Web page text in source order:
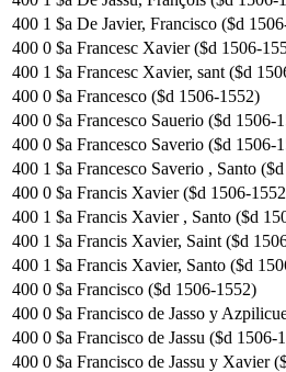
400 1 $a De Javier, Francisco ($d
400 0 $a Francesc Xavier ($d 1506-
400 1 $a Francesc Xavier, sant ($d
400 0 $a Francesco ($d 1506-1552)
400 0 $a Francesco Sauerio ($d 1506-
400 0 $a Francesco Saverio ($d 1506-
400 1 $a Francesco Saverio , Santo
400 0 $a Francis Xavier ($d 1506-
400 1 $a Francis Xavier , Santo ($d
400 1 $a Francis Xavier, Saint ($d
400 1 $a Francis Xavier, Santo ($d
400 0 $a Francisco ($d 1506-1552)
400 0 $a Francisco de Jasso y
400 0 $a Francisco de Jassu ($d 1506-
400 0 $a Francisco de Jassu y Xavier